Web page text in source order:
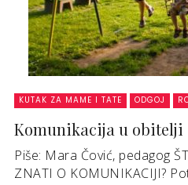
KUTAK ZA MAME I TATE ODGOJ
Komunikacija u obitelji
Piše: Mara Čović, pedagog
ZNATI O KOMUNIKACIJI?